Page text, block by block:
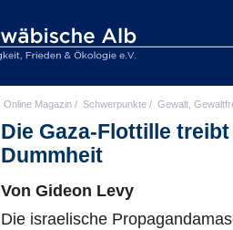
Online Magazin / Schwerpunkte / Gewalt,
Die Gaza-Flottille
Dummheit
Von Gideon Levy
Die israelische